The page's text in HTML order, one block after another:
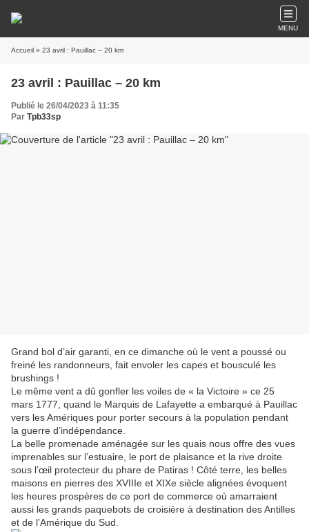
MENU
Accueil » 23 avril : Pauillac – 20 km
23 avril : Pauillac – 20 km
Publié le 26/04/2023 à 11:35
Par Tpb33sp
Grand bol d’air garanti, en ce dimanche où le vent a poussé ou
freiné les randonneurs, fait envoler les capes et bousculé les
brushings !
Le même vent a dû gonfler les voiles de « la Victoire » ce 25
mars 1777, quand le Marquis de Lafayette a embarqué à Pauillac
vers les Amériques pour porter secours à la population pendant
la guerre d’indépendance.
La belle promenade aménagée sur les quais nous offre des vues
imprenables sur l’estuaire, le port de plaisance et la rive droite
sous l’œil protecteur du phare de Patiras ! Côté terre, les belles
maisons en pierres des XVIIIe et XIXe siècle alignées évoquent
les heures prospères de ce port de commerce où amarraient
aussi les grands paquebots de croisière à destination des Antilles
et de l’Amérique du Sud.